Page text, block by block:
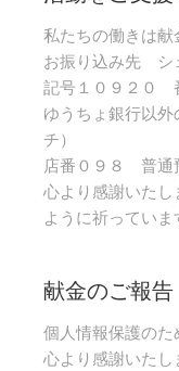
私たちの働きは献
お振り込み先 シ
記号１０９２０
ゆうちょ銀行以
チ）
店番０９８ 普通
心より感謝いた
ように祈っていま
献金のご報告
個人情報保護の
心より感謝いたし